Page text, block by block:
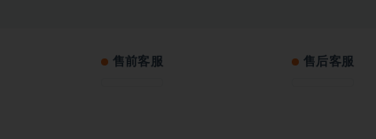
售前客服 售后客服